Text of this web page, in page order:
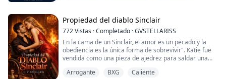
una propuesta que la lle...
Propiedad del diablo Sinclair
772Vistas ·Completado ·GVSTELLARISS
En la cama de un Sinclair, el amor es un pecado y la
obediencia es la única forma de sobrevivir". Katie fue
vendida como una pieza de ajedrez para saldar una
hombre cuya brillantez solo es superada por su
Arrogante BXG Caliente